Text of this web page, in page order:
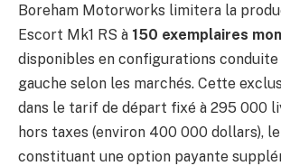
Boreham Motorworks limitera la
Escort Mk1 RS à 150 exemplaires
disponibles en configurations conduite
gauche selon les marchés. Cette
dans le tarif de départ fixé à 295 000
hors taxes (environ 400 000 dollars),
constituant une option payante